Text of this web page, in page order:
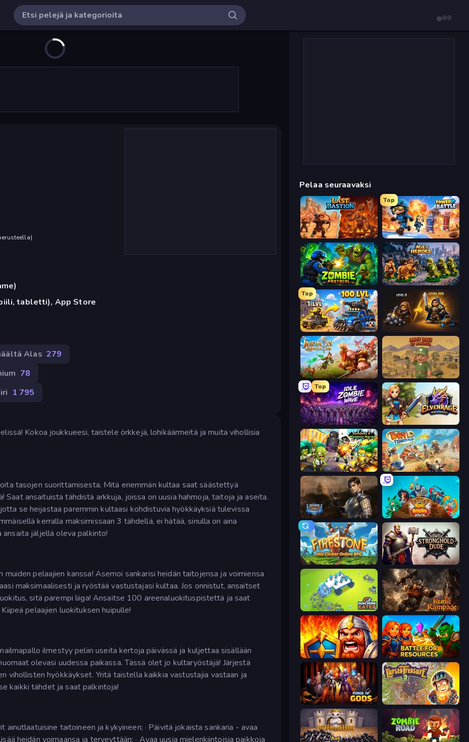
)
tabletti), App Store
Alas 279
78
1 795
Kokoa joukkueesi, taistele örkkejä, lohikäärmeitä ja muita vihollisia
tasojen suorittamisesta. Mitä enemmän kultaa saat säästettyä
ansaituista tähdistä arkkuja, joissa on uusia hahmoja, taitoja ja aseita.
se heijastaa paremmin kultaasi kohdistuvia hyökkäyksiä tulevissa
kerralla maksimissaan 3 tähdellä, ei hätää, sinulla on aina
jäljellä oleva palkinto!
pelaajien kanssa! Asemoi sankarisi heidän taitojensa ja voimiensa
maksimaalisesti ja ryöstää vastustajasi kultaa. Jos onnistut, ansaitset
sitä parempi liiga! Ansaitse 100 areenaluokituspistettä ja saat
pelaajien luokituksen huipulle!
ilmestyy peliin useita kertoja päivässä ja kuljettaa sisällään
olevasi uudessa paikassa. Tässä olet jo kultaryöstäjä! Järjestä
vihollisten hyökkäykset. Yritä taistella kaikkia vastustajia vastaan ja
kaikki tähdet ja saat palkintoja!
ainutlaatuisine taitoineen ja kykyineen; · Päivitä jokaista sankaria - avaa
heidän voimaansa ja terveyttään; · Avaa uusia mielenkiintoisia paikkoja
Pelaa seuraavaksi
Last Bastion
Top
Tower Battle
Zombie Protocol Age of Heroes
Top
AOD - Art Of Defense Gothic Story RPG
Infinity Kingdom Army Base Of America
Top
Idle Zombie Wave: Survivors Elvenrage
Zombies 4 Weapon Merge Day D Tower Rush
Battle Arena Epic Empire: Tower Defense
Firestone – Idle Clicker Online RPG Stronghold Dude
Machine Eater Runic Rampage
WarLink: Crown & Clash Battle for Resources
Forge of Gods Cursed Treasure 2